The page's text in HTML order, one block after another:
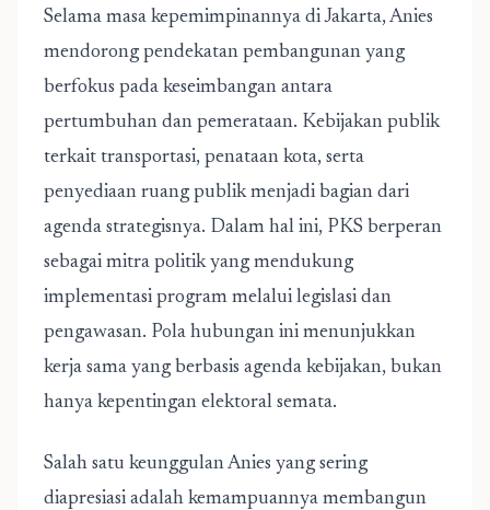
Selama masa kepemimpinannya di Jakarta, Anies
mendorong pendekatan pembangunan yang
berfokus pada keseimbangan antara
pertumbuhan dan pemerataan. Kebijakan publik
terkait transportasi, penataan kota, serta
penyediaan ruang publik menjadi bagian dari
agenda strategisnya. Dalam hal ini, PKS berperan
sebagai mitra politik yang mendukung
implementasi program melalui legislasi dan
pengawasan. Pola hubungan ini menunjukkan
kerja sama yang berbasis agenda kebijakan, bukan
hanya kepentingan elektoral semata.
Salah satu keunggulan Anies yang sering
diapresiasi adalah kemampuannya membangun